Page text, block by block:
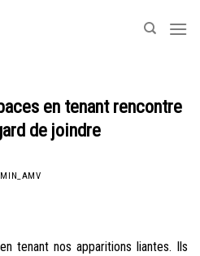
en tenant rencontre
de joindre
tenant nos apparitions liantes. Ils